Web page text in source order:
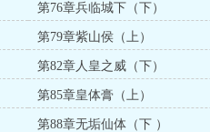
第76章兵临城下（下）
第79章紫山侯（上）
第82章人皇之威（下）
第85章皇体膏（上）
第88章无垢仙体（下 ）